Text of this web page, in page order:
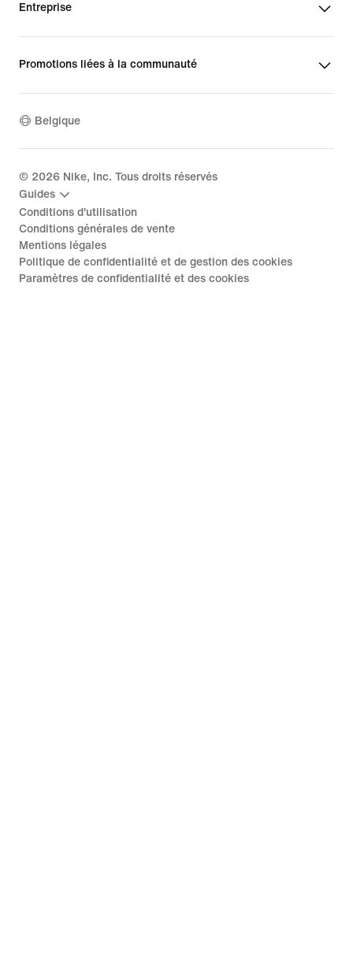
Entreprise
Promotions liées à la communauté
Belgique
© 2026 Nike, Inc. Tous droits réservés
Guides
Conditions d'utilisation
Conditions générales de vente
Mentions légales
Politique de confidentialité et de gestion des cookies
Paramètres de confidentialité et des cookies